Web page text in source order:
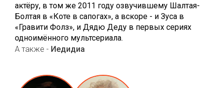
актёру, в том же 2011 году озвучившему Шалтая-
Болтая в «Коте в сапогах», а вскоре - и Зуса в
«Гравити Фолз», и Дядю Деду в первых сериях
одноимённого мультсериала.
А также - Иедидиа